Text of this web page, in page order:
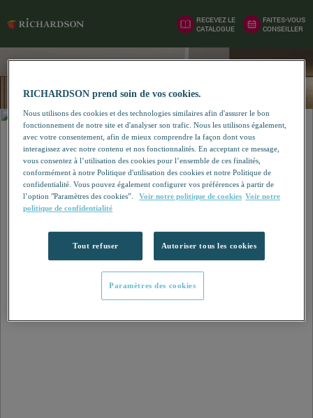
RECEVEZ LE
CATALOGUE
FAITES-VOUS
CONSEILLER
RICHARDSON prend soin de vos cookies.
Nous utilisons des cookies et des technologies similaires afin d'assurer le bon
fonctionnement de notre site et d'analyser son trafic. Nous les utilisons également,
avec votre consentement, afin de mieux comprendre la façon dont vous
interagissez avec notre contenu et nos fonctionnalités. En acceptant ce message,
vous consentez à l’utilisation des cookies pour l’ensemble de ces finalités,
conformément à notre Politique d'utilisation des cookies et notre Politique de
confidentialité. Vous pouvez également configurer vos préférences à partir de
l’option "Paramètres des cookies”.
Voir notre politique de cookies Voir notre
politique de confidentialité
Tout refuser Autoriser tous les cookies
Paramètres des cookies